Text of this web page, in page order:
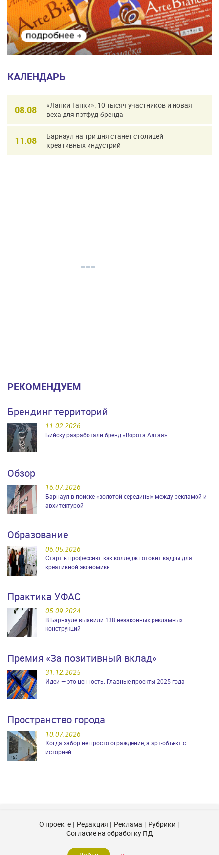
КАЛЕНДАРЬ
08.08
«Лапки Тапки»: 10 тысяч участников и новая
веха для пэтфуд-бренда
11.08
Барнаул на три дня станет столицей
креативных индустрий
РЕКОМЕНДУЕМ
Брендинг территорий
11.02.2026
Бийску разработали бренд «Ворота Алтая»
Обзор
16.07.2026
Барнаул в поиске «золотой середины» между рекламой и
архитектурой
Образование
06.05.2026
Старт в профессию: как колледж готовит кадры для
креативной экономики
Практика УФАС
05.09.2024
В Барнауле выявили 138 незаконных рекламных
конструкций
Премия «За позитивный вклад»
31.12.2025
Идеи — это ценность. Главные проекты 2025 года
Пространство города
10.07.2026
Когда забор не просто ограждение, а арт-объект с
историей
О проекте Редакция Реклама
Рубрики
Согласие на обработку ПД